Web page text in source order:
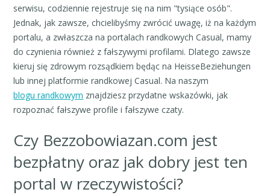
serwisu, codziennie rejestruje się na nim "tysiące osób".
Jednak, jak zawsze, chcielibyśmy zwrócić uwagę, iż na każdym
portalu, a zwłaszcza na portalach randkowych Casual, mamy
do czynienia również z fałszywymi profilami. Dlatego zawsze
kieruj się zdrowym rozsądkiem będąc na HeisseBeziehungen
lub innej platformie randkowej Casual. Na naszym
blogu randkowym znajdziesz przydatne wskazówki, jak
rozpoznać fałszywe profile i fałszywe czaty.
Czy Bezzobowiazan.com jest
bezpłatny oraz jak dobry jest ten
portal w rzeczywistości?